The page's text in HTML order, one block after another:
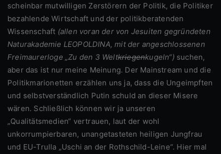
scheinbar mutwilligen Zerstörern der Politik, die Politiker
bezahlende Wirtschaft und der politikberatenden
Wissenschaft (allen voran der von Jesuiten gegründeten
Naturakademie LEOPOLDINA, mit der angeschlossenen
Freimaurerloge „Zu den 3 Weltkriegenkugeln“) suchen,
aber das ist nur meine Meinung. Der Mainstream und die
Politikmarionetten erzählen uns ja, dass die Ungeimpften
und selbstverständlich Putin schuld an dieser Misere
wären. Schließlich können wir ja unseren
„Qualitätsmedien“ vertrauen, laut der wohl
unkorrumpierbaren, unangetasteten heiligen Jungfrau
und EU-Trulla „Uschi an der Rothschild-Leine“. Hier mal